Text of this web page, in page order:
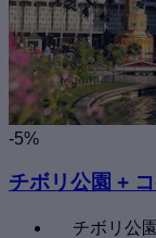
-5%
チボリ公園 +
チボリ公